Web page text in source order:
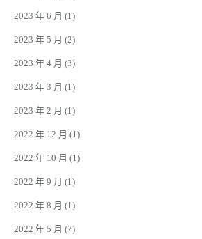
2023 年 6 月 (1)
2023 年 5 月 (2)
2023 年 4 月 (3)
2023 年 3 月 (1)
2023 年 2 月 (1)
2022 年 12 月 (1)
2022 年 10 月 (1)
2022 年 9 月 (1)
2022 年 8 月 (1)
2022 年 5 月 (7)